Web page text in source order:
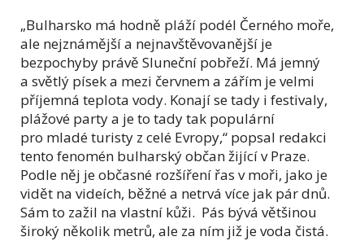
„Bulharsko má hodně pláží podél Černého moře,
ale nejznámější a nejnavštěvovanější je
bezpochyby právě Sluneční pobřeží. Má jemný
a světlý písek a mezi červnem a zářím je velmi
příjemná teplota vody. Konají se tady i festivaly,
plážové party a je to tady tak populární
pro mladé turisty z celé Evropy,“ popsal redakci
tento fenomén bulharský občan žijící v Praze.
Podle něj je občasné rozšíření řas v moři, jako je
vidět na videích, běžné a netrvá více jak pár dnů.
Sám to zažil na vlastní kůži. Pás bývá většinou
široký několik metrů, ale za ním již je voda čistá.